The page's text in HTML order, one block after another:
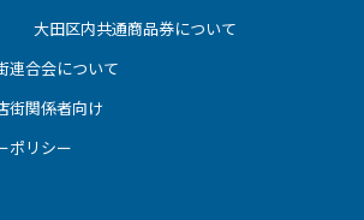
大田区内共通商品券について
連合会について
街関係者向け
ポリシー